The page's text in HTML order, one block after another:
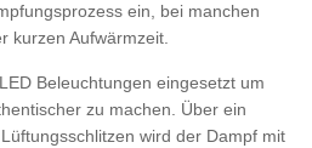
ein, bei manchen
kurzen Aufwärmzeit.
Beleuchtungen eingesetzt um
zu machen. Über ein
wird der Dampf mit